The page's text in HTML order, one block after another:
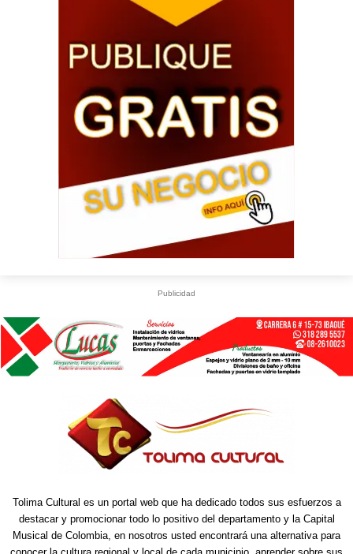
Publicidad
Tolima Cultural es un portal web que ha dedicado todos sus esfuerzos a
destacar y promocionar todo lo positivo del departamento y la Capital
Musical de Colombia, en nosotros usted encontrará una alternativa para